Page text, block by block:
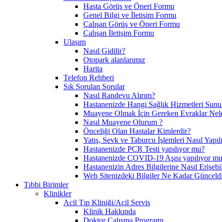
Hasta Görüş ve Öneri Formu
Genel Bilgi ve İletişim Formu
Çalışan Görüş ve Öneri Formu
Çalışan İletişim Formu
Ulaşım
Nasıl Gidilir?
Otopark alanlarımız
Harita
Telefon Rehberi
Sık Sorulan Sorular
Nasıl Randevu Alırım?
Hastanenizde Hangi Sağlık Hizmetleri
Muayene Olmak İçin Gereken Evraklar
Nasıl Muayene Olurum ?
Önceliği Olan Hastalar Kimlerdir?
Yatış, Sevk ve Taburcu İşlemleri Nasıl
Hastanenizde PCR Testi yapılıyor mu?
Hastanenizde COVID-19 Aşısı yapılıyor
Hastanenizin Adres Bilgilerine Nasıl
Web Sitenizdeki Bilgiler Ne Kadar
Tıbbi Birimler
Klinikler
Acil Tıp Kliniği/Acil Servis
Klinik Hakkında
Doktor Çalışma Programı